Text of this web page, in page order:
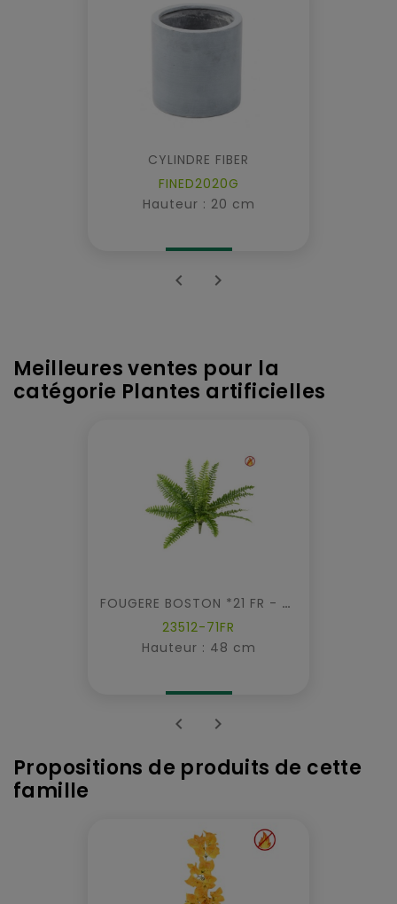
CYLINDRE FIBER
FINED2020G
Hauteur : 20 cm
 
Meilleures ventes pour la
catégorie Plantes artificielles
FOUGERE BOSTON *21 FR - Fire Resistant
23512-71FR
Hauteur : 48 cm
 
Propositions de produits de cette
famille